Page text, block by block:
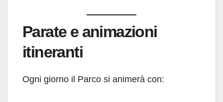
Parate e animazioni
itineranti
Ogni giorno il Parco si animerà con: